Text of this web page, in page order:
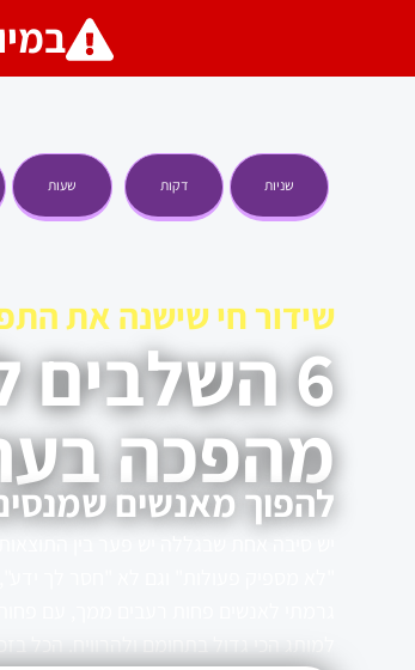
שעות דקות שניות
שידור חי שישנה את
6 השלבים
מהפכה
להפוך מאנשים
יש סיבה אחת שבגללה יש פער בין
למותג הכי גדול בתחומם ולהרוויח. הכל